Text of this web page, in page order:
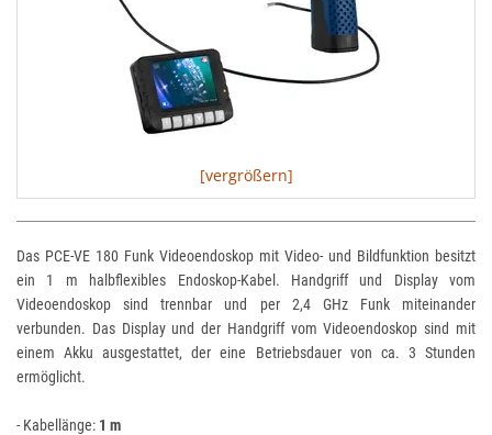
[vergrößern]
Das PCE-VE 180 Funk Videoendoskop mit Video- und Bildfunktion besitzt
ein 1 m halbflexibles Endoskop-Kabel. Handgriff und Display vom
Videoendoskop sind trennbar und per 2,4 GHz Funk miteinander
verbunden. Das Display und der Handgriff vom Videoendoskop sind mit
einem Akku ausgestattet, der eine Betriebsdauer von ca. 3 Stunden
ermöglicht.
- Kabellänge: 1 m